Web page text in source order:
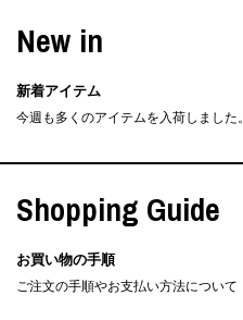
New in
新着アイテム
今週も多くのアイテムを入荷しました。
Shopping Guide
お買い物の手順
ご注文の手順やお支払い方法について